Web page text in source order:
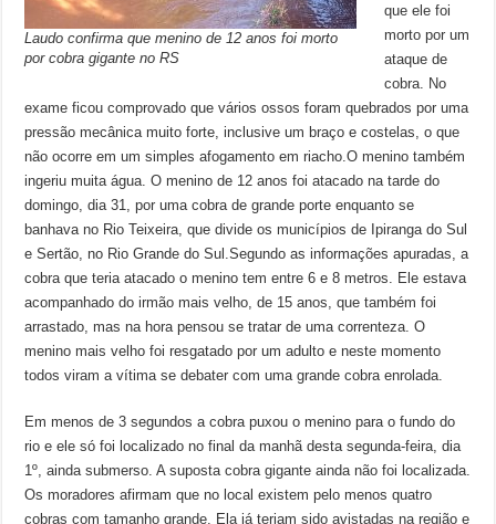
Laudo confirma que menino de 12 anos foi morto
por cobra gigante no RS
que ele foi
morto por um
ataque de
cobra. No
exame ficou comprovado que vários ossos foram quebrados por uma
pressão mecânica muito forte, inclusive um braço e costelas, o que
não ocorre em um simples afogamento em riacho.O menino também
ingeriu muita água. O menino de 12 anos foi atacado na tarde do
domingo, dia 31, por uma cobra de grande porte enquanto se
banhava no Rio Teixeira, que divide os municípios de Ipiranga do Sul
e Sertão, no Rio Grande do Sul.Segundo as informações apuradas, a
cobra que teria atacado o menino tem entre 6 e 8 metros. Ele estava
acompanhado do irmão mais velho, de 15 anos, que também foi
arrastado, mas na hora pensou se tratar de uma correnteza. O
menino mais velho foi resgatado por um adulto e neste momento
todos viram a vítima se debater com uma grande cobra enrolada.
Em menos de 3 segundos a cobra puxou o menino para o fundo do
rio e ele só foi localizado no final da manhã desta segunda-feira, dia
1º, ainda submerso. A suposta cobra gigante ainda não foi localizada.
Os moradores afirmam que no local existem pelo menos quatro
cobras com tamanho grande. Ela já teriam sido avistadas na região e